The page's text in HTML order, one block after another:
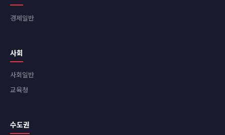
경제일반
사회
사회일반
교육청
수도권